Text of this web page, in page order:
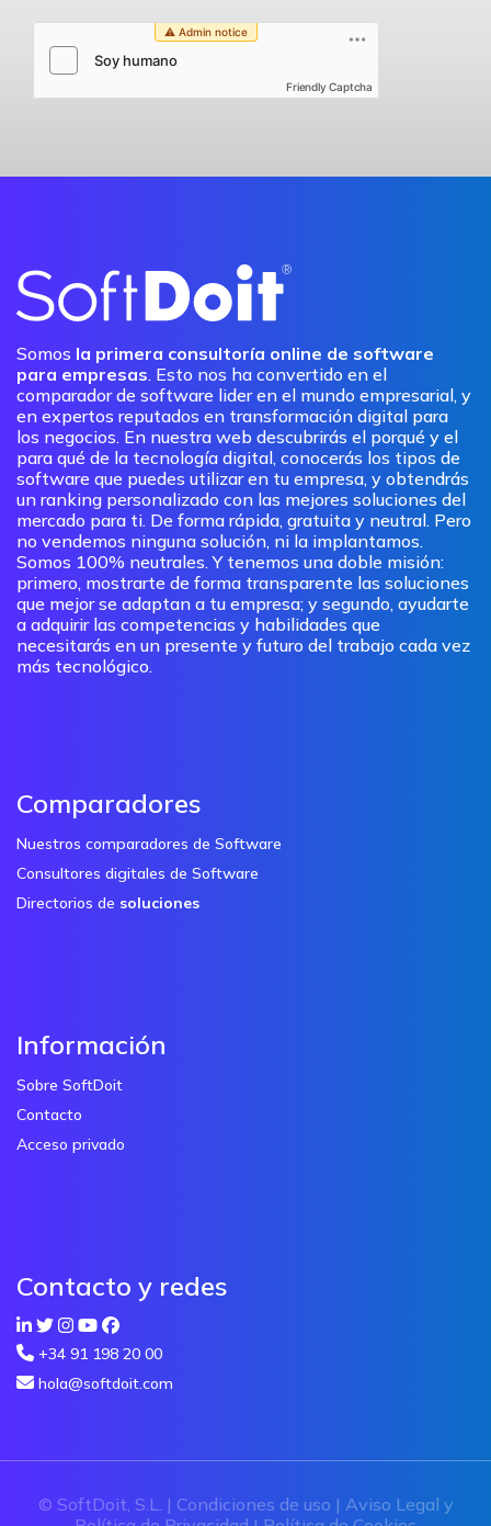
Friendly Captcha
Somos la primera consultoría online de software
para empresas. Esto nos ha convertido en el
comparador de software lider en el mundo empresarial, y
en expertos reputados en transformación digital para
los negocios. En nuestra web descubrirás el porqué y el
para qué de la tecnología digital, conocerás los tipos de
software que puedes utilizar en tu empresa, y obtendrás
un ranking personalizado con las mejores soluciones del
mercado para ti. De forma rápida, gratuita y neutral. Pero
no vendemos ninguna solución, ni la implantamos.
Somos 100% neutrales. Y tenemos una doble misión:
primero, mostrarte de forma transparente las soluciones
que mejor se adaptan a tu empresa; y segundo, ayudarte
a adquirir las competencias y habilidades que
necesitarás en un presente y futuro del trabajo cada vez
más tecnológico.
Comparadores
Nuestros comparadores de Software
Consultores digitales de Software
Directorios de soluciones
Información
Sobre SoftDoit
Contacto
Acceso privado
Contacto y redes
+34 91 198 20 00
hola@softdoit.com
© SoftDoit, S.L. | Condiciones de uso | Aviso Legal y